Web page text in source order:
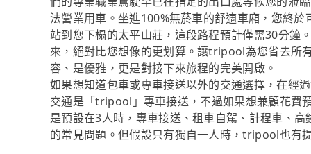
法營業用車。坐進100%無菸車的舒適車廂，您終
站到您下榻的太平山莊，這段路程預計僅需30分鐘
來，絕對比您想像的更划算。讓tripool為您省去所
容、是優雅，更是對接下來旅程的完美開啟。
如果想知道包車或專車接送以外的交通選擇，在經
交通是「tripool」專車接送，不過如果想兼顧花費
是預設在3人時，專車接送、租車自駕、計程車、
的常見問題。但假設只有獨自一人時，tripool也有